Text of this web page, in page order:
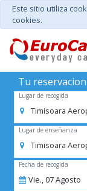
Este sitio utiliza
cookies.
Tu reservacion
Lugar de recogida
Timisoara
Lugar de enseñanza
Timisoara
Fecha de recogida
Vie.,07Agosto